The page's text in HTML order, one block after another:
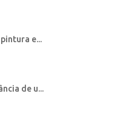
e...
de u...